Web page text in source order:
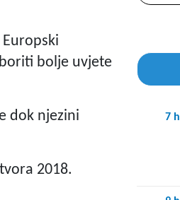
bolje uvjete
dok njezini
2018.
7 h